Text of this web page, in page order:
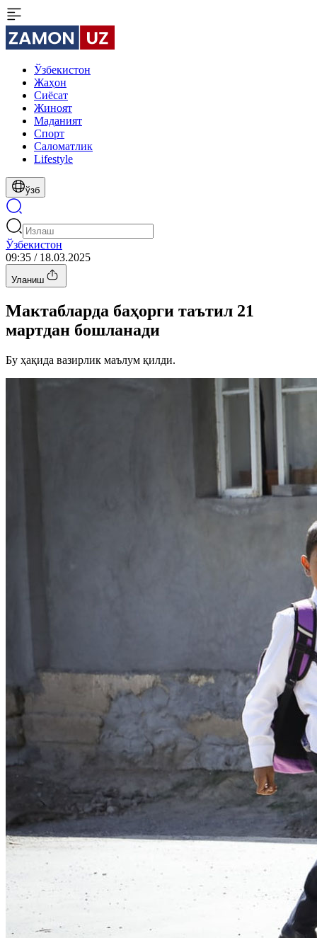
Ўзбекистон
Жаҳон
Сиёсат
Жиноят
Маданият
Спорт
Cаломатлик
Lifestyle
ўзб
Ўзбекистон
09:35 / 18.03.2025
Уланиш
Мактабларда баҳорги таътил 21
мартдан бошланади
Бу ҳақида вазирлик маълум қилди.